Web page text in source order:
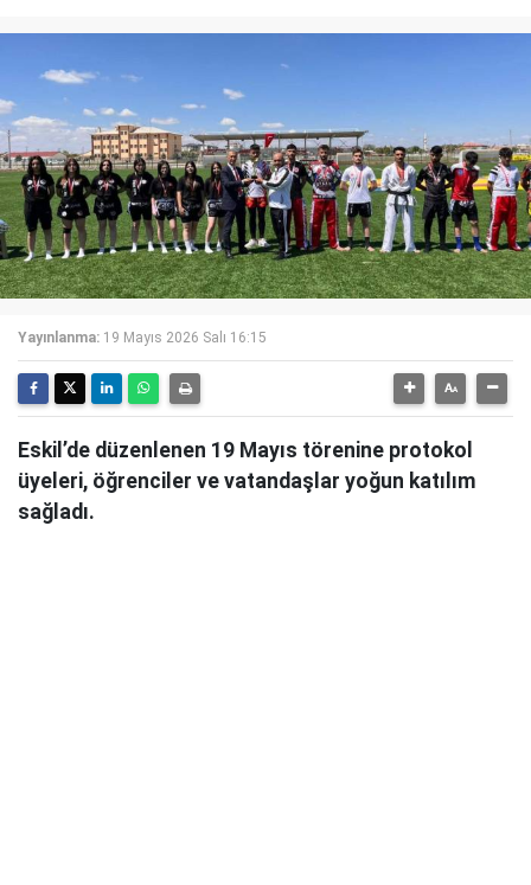
Yayınlanma: 19 Mayıs 2026 Salı 16:15
Eskil’de düzenlenen 19 Mayıs törenine protokol
üyeleri, öğrenciler ve vatandaşlar yoğun katılım
sağladı.